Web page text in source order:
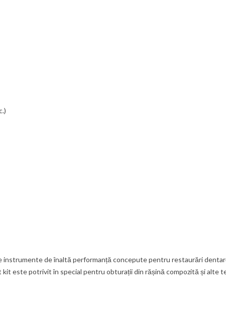
de înaltă performanță concepute pentru restaurări
este potrivit în special pentru obturații din rășină compozită și alte